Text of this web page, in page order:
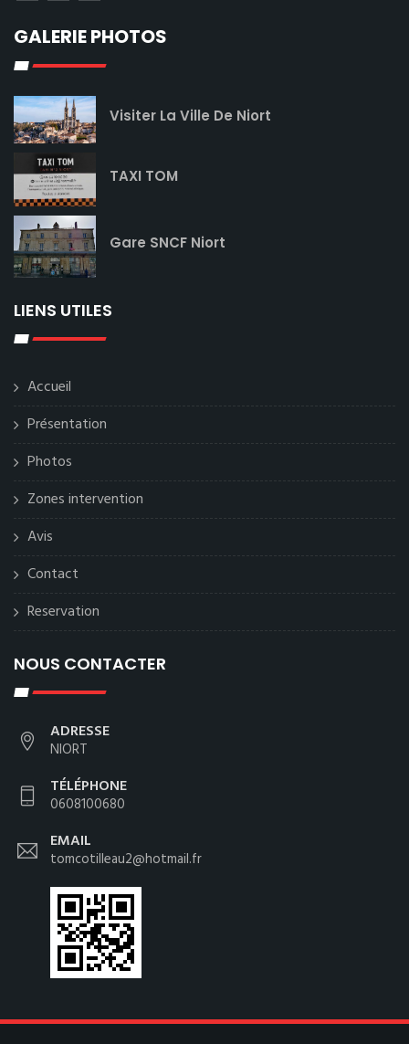
GALERIE PHOTOS
Visiter La Ville De Niort
TAXI TOM
Gare SNCF Niort
LIENS UTILES
Accueil
Présentation
Photos
Zones intervention
Avis
Contact
Reservation
NOUS CONTACTER
ADRESSE
NIORT
TÉLÉPHONE
0608100680
EMAIL
tomcotilleau2@hotmail.fr